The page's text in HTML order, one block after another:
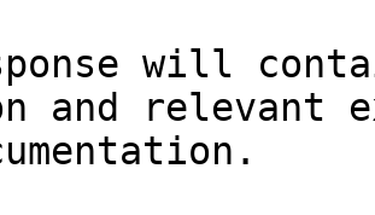
will
and relevant